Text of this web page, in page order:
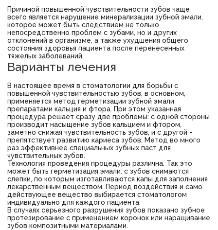
Причиной повышенной чувствительности зубов чаще
всего является нарушение минерализации зубной эмали,
которое может быть следствием не только
непосредственно проблем с зубами, но и других
отклонений в организме, а также ухудшения общего
состояния здоровья пациента после перенесенных
тяжелых заболеваний.
Варианты лечения
В настоящее время в стоматологии для борьбы с
повышенной чувствительностью зубов, в основном,
применяется метод герметизации зубной эмали
препаратами кальция и фтора. При этом указанная
процедура решает сразу две проблемы: с одной стороны
производит насыщение зубов кальцием и фтором,
заметно снижая чувствительность зубов, и с другой -
препятствует развитию кариеса зубов. Метод во много
раз эффективнее специальных зубных паст для
чувствительных зубов.
Технология проведения процедуры различна. Так это
может быть герметизация эмали: с зубов снимаются
слепки, по которым изготавливаются капы для заполнения
лекарственным веществом. Период воздействия и само
действующее вещество выбирается стоматологом
индивидуально для каждого пациента.
В случаях серьезного разрушения зубов показано зубное
протезирование с применением коронок или наращивание
зубов композитными материалами.